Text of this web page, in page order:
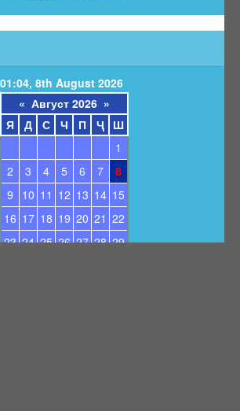
маҷаллаҳои тақризшаванда
дараҷаҳои илмӣ
унвонҳои илмӣ
ҳимояи диссертатсияҳо
01:04, 8th August 2026
« Август 2026 »
Я
Д С Ч П Ҷ
Ш
1
2
3 4 5 6 7
8
9
10 11 12 13 14 15
16 17 18 19 20 21 22
23 24 25 26 27 28 29